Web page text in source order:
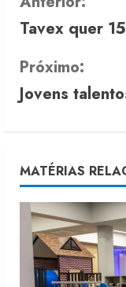
o
n
t
n
u
e
R
Tavex quer
Próximo:
Jovens
MATÉRIAS